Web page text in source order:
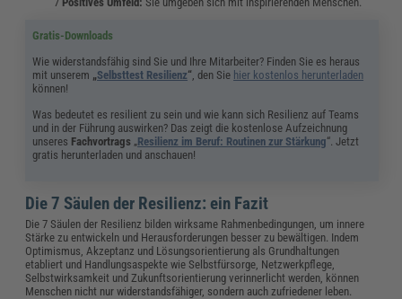
Gratis-Downloads
Wie widerstandsfähig sind Sie und Ihre Mitarbeiter? Finden Sie es heraus
mit unserem „Selbsttest Resilienz“, den Sie hier kostenlos herunterladen
können!
Was bedeutet es resilient zu sein und wie kann sich Resilienz auf Teams
und in der Führung auswirken? Das zeigt die kostenlose Aufzeichnung
unseres Fachvortrags „Resilienz im Beruf: Routinen zur Stärkung“. Jetzt
gratis herunterladen und anschauen!
Die 7 Säulen der Resilienz: ein Fazit
Die 7 Säulen der Resilienz bilden wirksame Rahmenbedingungen, um innere
Stärke zu entwickeln und Herausforderungen besser zu bewältigen. Indem
Optimismus, Akzeptanz und Lösungsorientierung als Grundhaltungen
etabliert und Handlungsaspekte wie Selbstfürsorge, Netzwerkpflege,
Selbstwirksamkeit und Zukunftsorientierung verinnerlicht werden, können
Menschen nicht nur widerstandsfähiger, sondern auch zufriedener leben.